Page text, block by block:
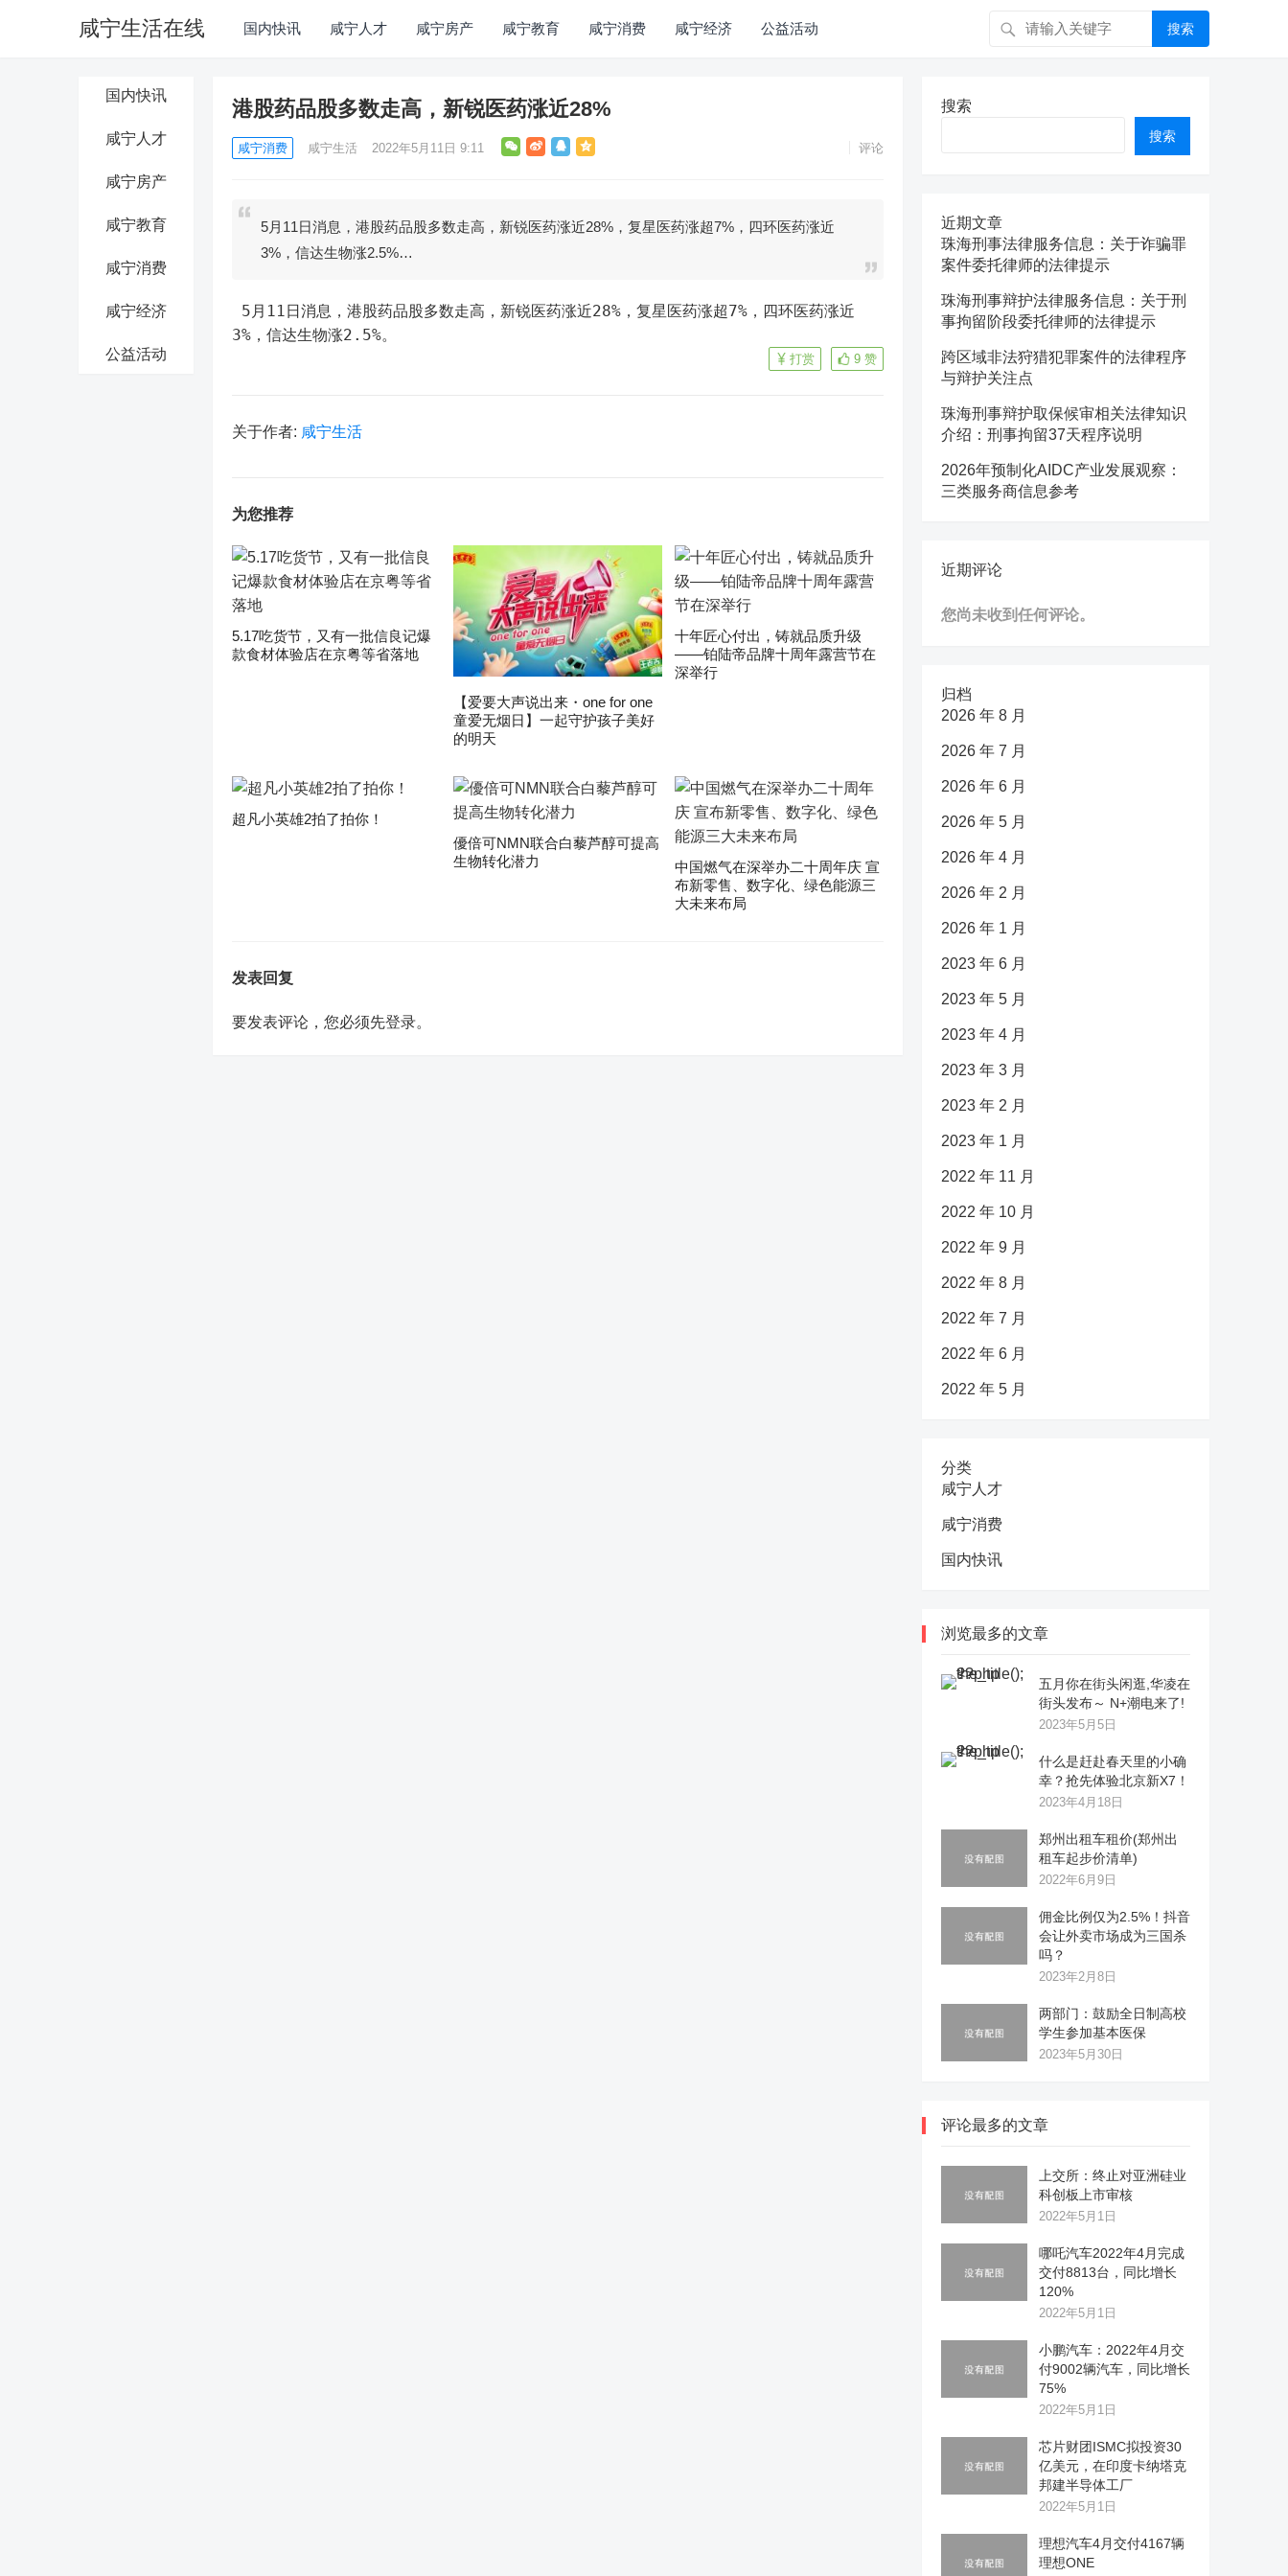
咸宁生活在线 国内快讯 咸宁人才 咸宁房产 咸宁教育 咸宁消费 咸宁经济 公益活动 搜索
国内快讯
咸宁人才
咸宁房产
咸宁教育
咸宁消费
咸宁经济
公益活动
港股药品股多数走高，新锐医药涨近28%
咸宁消费 咸宁生活 2022年5月11日 9:11 评论
5月11日消息，港股药品股多数走高，新锐医药涨近28%，复星医药涨超7%，四环医药涨近
3%，信达生物涨2.5%…
3%，信达生物涨2.5%。
9 赞
打赏
关于作者: 咸宁生活
为您推荐
5.17吃货节，又有一批信良记爆
款食材体验店在京粤等省落地
【爱要大声说出来・one for one
童爱无烟日】一起守护孩子美好
的明天
十年匠心付出，铸就品质升级
——铂陆帝品牌十周年露营节在
深举行
超凡小英雄2拍了拍你！
優倍可NMN联合白藜芦醇可提高
生物转化潜力
中国燃气在深举办二十周年庆 宣
布新零售、数字化、绿色能源三
大未来布局
发表回复
要发表评论，您必须先登录。
搜索
搜索
近期文章
珠海刑事法律服务信息：关于诈骗罪
案件委托律师的法律提示
珠海刑事辩护法律服务信息：关于刑
事拘留阶段委托律师的法律提示
跨区域非法狩猎犯罪案件的法律程序
与辩护关注点
珠海刑事辩护取保候审相关法律知识
介绍：刑事拘留37天程序说明
2026年预制化AIDC产业发展观察：
三类服务商信息参考
近期评论
您尚未收到任何评论。
归档
2026 年 8 月
2026 年 7 月
2026 年 6 月
2026 年 5 月
2026 年 4 月
2026 年 2 月
2026 年 1 月
2023 年 6 月
2023 年 5 月
2023 年 4 月
2023 年 3 月
2023 年 2 月
2023 年 1 月
2022 年 11 月
2022 年 10 月
2022 年 9 月
2022 年 8 月
2022 年 7 月
2022 年 6 月
2022 年 5 月
分类
咸宁人才
咸宁消费
国内快讯
浏览最多的文章
五月你在街头闲逛,华凌在
街头发布～ N+潮电来了!
2023年5月5日
什么是赶赴春天里的小确
幸？抢先体验北京新X7！
2023年4月18日
郑州出租车租价(郑州出
租车起步价清单)
2022年6月9日
佣金比例仅为2.5%！抖音
会让外卖市场成为三国杀
吗？
2023年2月8日
两部门：鼓励全日制高校
学生参加基本医保
2023年5月30日
评论最多的文章
上交所：终止对亚洲硅业
科创板上市审核
2022年5月1日
哪吒汽车2022年4月完成
交付8813台，同比增长
120%
2022年5月1日
小鹏汽车：2022年4月交
付9002辆汽车，同比增长
75%
2022年5月1日
芯片财团ISMC拟投资30
亿美元，在印度卡纳塔克
邦建半导体工厂
2022年5月1日
理想汽车4月交付4167辆
理想ONE